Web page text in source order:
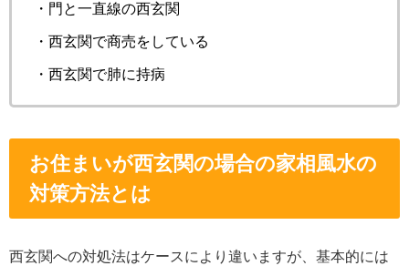
・門と一直線の西玄関
・西玄関で商売をしている
・西玄関で肺に持病
お住まいが西玄関の場合の家相風水の
対策方法とは
西玄関への対処法はケースにより違いますが、基本的には